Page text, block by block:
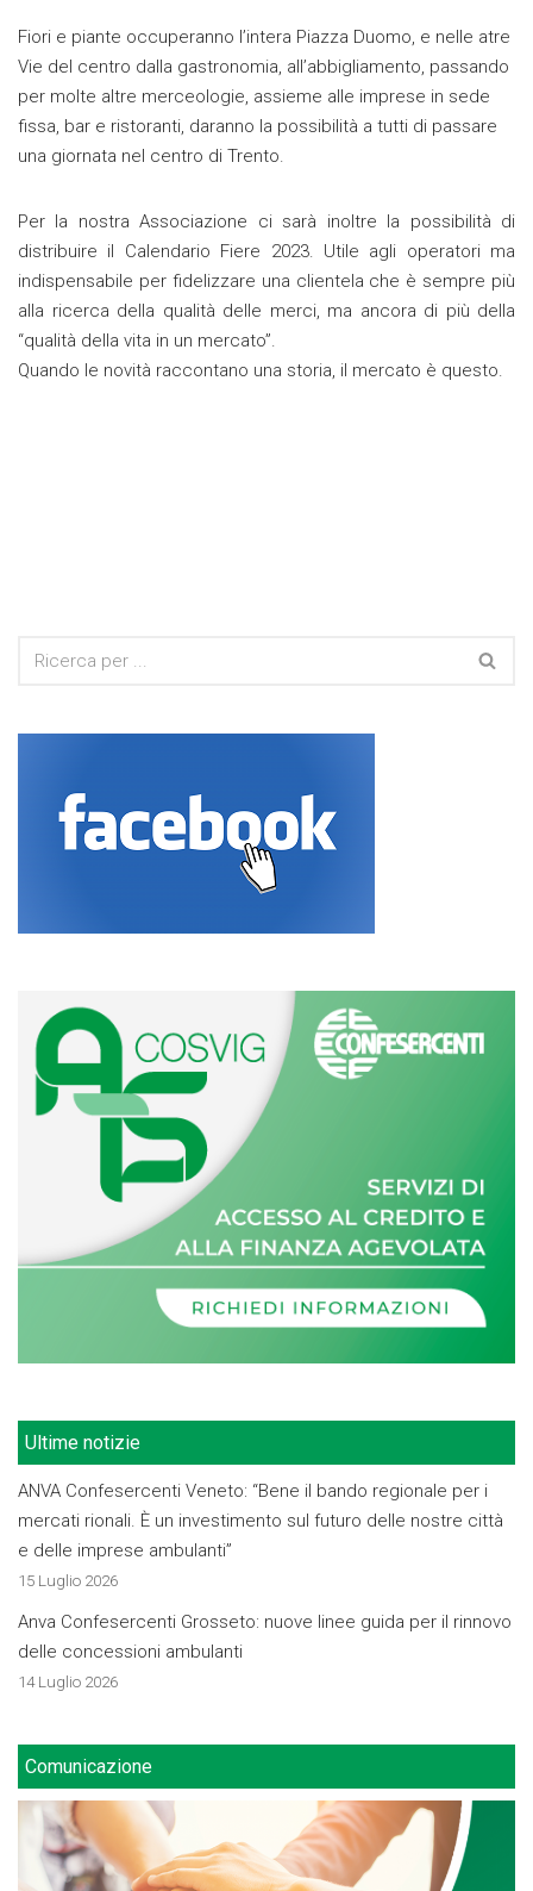
Fiori e piante occuperanno l’intera Piazza Duomo, e nelle atre
Vie del centro dalla gastronomia, all’abbigliamento, passando
per molte altre merceologie, assieme alle imprese in sede
fissa, bar e ristoranti, daranno la possibilità a tutti di passare
una giornata nel centro di Trento.
Per la nostra Associazione ci sarà inoltre la possibilità di
distribuire il Calendario Fiere 2023. Utile agli operatori ma
indispensabile per fidelizzare una clientela che è sempre più
alla ricerca della qualità delle merci, ma ancora di più della
“qualità della vita in un mercato”.
Quando le novità raccontano una storia, il mercato è questo.
Ultime notizie
ANVA Confesercenti Veneto: “Bene il bando regionale per i
mercati rionali. È un investimento sul futuro delle nostre città
e delle imprese ambulanti”
15 Luglio 2026
Anva Confesercenti Grosseto: nuove linee guida per il rinnovo
delle concessioni ambulanti
14 Luglio 2026
Comunicazione